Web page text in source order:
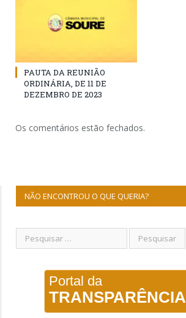
PAUTA DA REUNIÃO
ORDINÁRIA, DE 11 DE
DEZEMBRO DE 2023
Os comentários estão fechados.
NÃO ENCONTROU O QUE QUERIA?
Portal da
TRANSPARÊNCIA